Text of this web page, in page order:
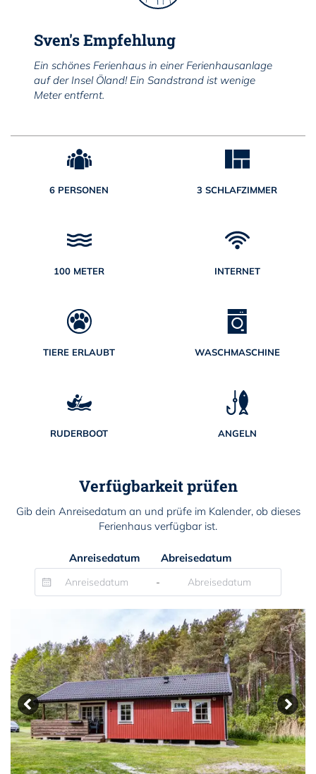
Sven's Empfehlung
Ein schönes Ferienhaus in einer Ferienhausanlage
auf der Insel Öland! Ein Sandstrand ist wenige
Meter entfernt.
6 PERSONEN 3 SCHLAFZIMMER
100 METER INTERNET
TIERE ERLAUBT WASCHMASCHINE
RUDERBOOT ANGELN
Verfügbarkeit prüfen
Gib dein Anreisedatum an und prüfe im Kalender, ob dieses
Ferienhaus verfügbar ist.
Anreisedatum Abreisedatum
-